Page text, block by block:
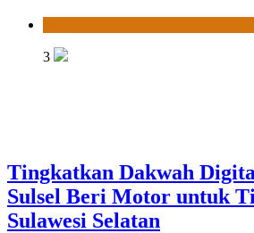
3
Tingkatkan Dakwah
Sulsel Beri Motor untuk
Sulawesi Selatan